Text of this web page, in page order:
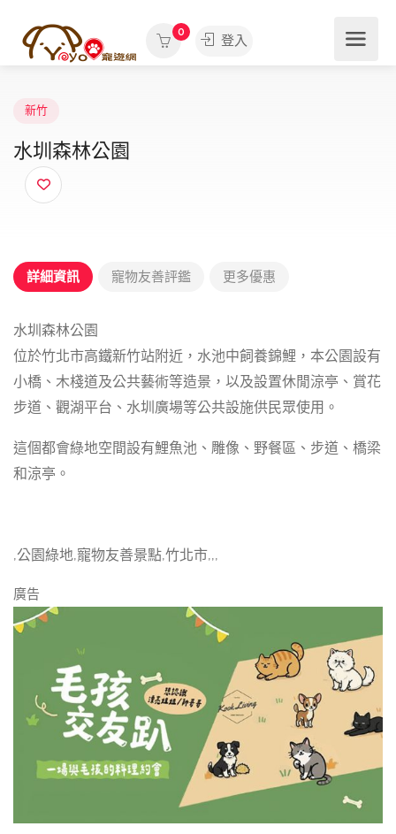
0
登入
新竹
水圳森林公園
詳細資訊 寵物友善評鑑 更多優惠
水圳森林公園
位於竹北市高鐵新竹站附近，水池中飼養錦鯉，本公園設有
小橋、木棧道及公共藝術等造景，以及設置休閒涼亭、賞花
步道、觀湖平台、水圳廣場等公共設施供民眾使用。
這個都會綠地空間設有鯉魚池、雕像、野餐區、步道、橋梁
和涼亭。
,公園綠地,寵物友善景點,竹北市,,,
廣告